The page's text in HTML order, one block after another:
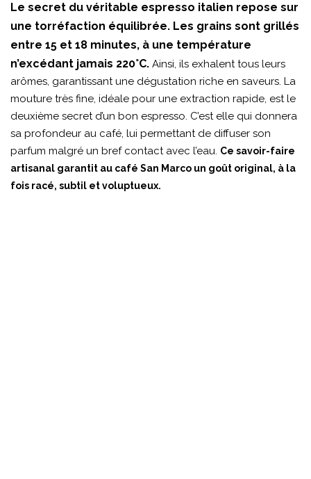
Le secret du véritable espresso italien repose sur
une torréfaction équilibrée. Les grains sont grillés
entre 15 et 18 minutes, à une température
n’excédant jamais 220°C. Ainsi, ils exhalent tous leurs
arômes, garantissant une dégustation riche en saveurs. La
mouture très fine, idéale pour une extraction rapide, est le
deuxième secret d’un bon espresso. C’est elle qui donnera
sa profondeur au café, lui permettant de diffuser son
parfum malgré un bref contact avec l’eau. Ce savoir-faire
artisanal garantit au café San Marco un goût original, à la
fois racé, subtil et voluptueux.